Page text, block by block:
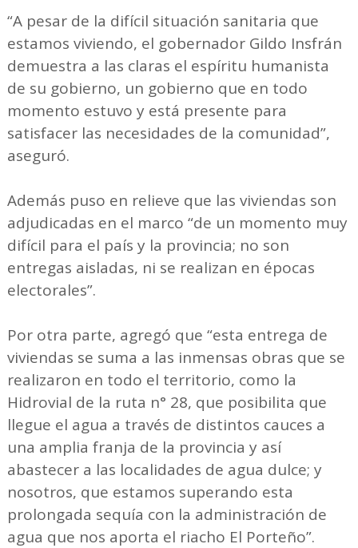
“A pesar de la difícil situación sanitaria que
estamos viviendo, el gobernador Gildo Insfrán
demuestra a las claras el espíritu humanista
de su gobierno, un gobierno que en todo
momento estuvo y está presente para
satisfacer las necesidades de la comunidad”,
aseguró.
Además puso en relieve que las viviendas son
adjudicadas en el marco “de un momento muy
difícil para el país y la provincia; no son
entregas aisladas, ni se realizan en épocas
electorales”.
Por otra parte, agregó que “esta entrega de
viviendas se suma a las inmensas obras que se
realizaron en todo el territorio, como la
Hidrovial de la ruta n° 28, que posibilita que
llegue el agua a través de distintos cauces a
una amplia franja de la provincia y así
abastecer a las localidades de agua dulce; y
nosotros, que estamos superando esta
prolongada sequía con la administración de
agua que nos aporta el riacho El Porteño”.